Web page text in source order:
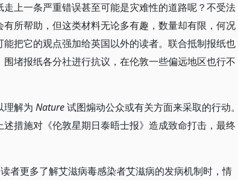
上一条严重错误甚至可能是灾难性的道路呢？不受法
所帮助，但这类材料无论多有趣，数量却有限，何况
把它的观点强加给英国以外的读者。联合抵制报纸也
堵报纸各分社进行抗议，在伦敦一些偏远地区也行不
理解为 Nature试图煽动公众或有关方面来采取的行动。
措施对《伦敦星期日泰晤士报》造成致命打击，最终
者更多了解艾滋病毒感染者艾滋病的发病机制时，情